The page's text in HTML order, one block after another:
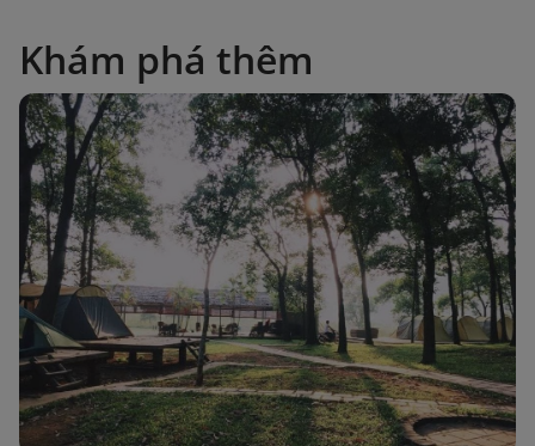
Khám phá thêm